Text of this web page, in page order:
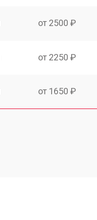
от 2500 ₽
от 2250 ₽
от 1650 ₽